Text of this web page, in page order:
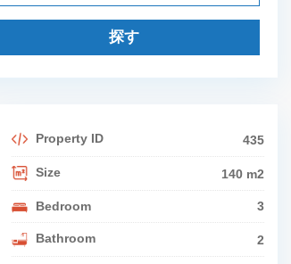
探す
Property ID 435
Size 140 m2
Bedroom 3
Bathroom 2